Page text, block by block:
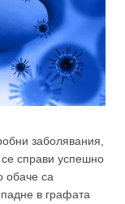
заболявания,
справи успешно
обаче са
в графата